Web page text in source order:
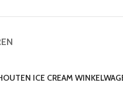
ICE CREAM